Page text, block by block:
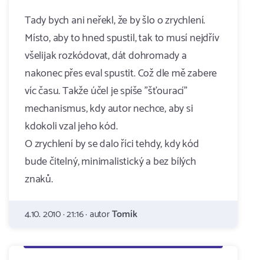
Tady bych ani neřekl, že by šlo o zrychlení.
Místo, aby to hned spustil, tak to musí nejdřív
všelijak rozkódovat, dát dohromady a
nakonec přes eval spustit. Což dle mě zabere
víc času. Takže účel je spíše "šťourací"
mechanismus, kdy autor nechce, aby si
kdokoli vzal jeho kód.
O zrychlení by se dalo říci tehdy, kdy kód
bude čitelný, minimalistický a bez bílých
znaků.
4.10. 2010 · 21:16 · autorTomík